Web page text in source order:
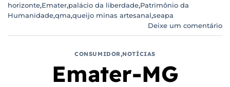
horizonte,Emater,palácio da liberdade,Patrimônio da
Humanidade,qma,queijo minas artesanal,seapa
Deixe um comentário
CONSUMIDOR,NOTÍCIAS
Emater-MG